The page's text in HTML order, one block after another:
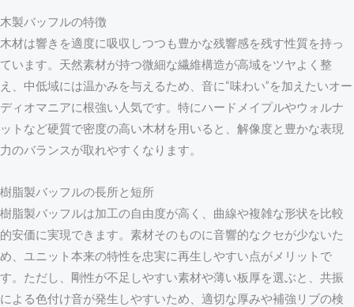
木製バッフルの特徴
木材は響きを適度に吸収しつつも豊かな残響感を残す性質を持っ
ています。天然素材が持つ微細な繊維構造が高域をツヤよく整
え、中低域には温かみを与えるため、音に“味わい”を加えたいオー
ディオマニアに根強い人気です。特にハードメイプルやウォルナ
ットなど硬質で密度の高い木材を用いると、解像度と豊かな表現
力のバランスが取れやすくなります。
樹脂製バッフルの長所と短所
樹脂製バッフルは加工の自由度が高く、曲線や複雑な形状を比較
的安価に実現できます。素材そのものに音響的なクセが少ないた
め、ユニット本来の特性を忠実に再生しやすい点がメリットで
す。ただし、剛性が不足しやすい素材や薄い板厚を選ぶと、共振
による色付け音が発生しやすいため、適切な厚みや補強リブの検